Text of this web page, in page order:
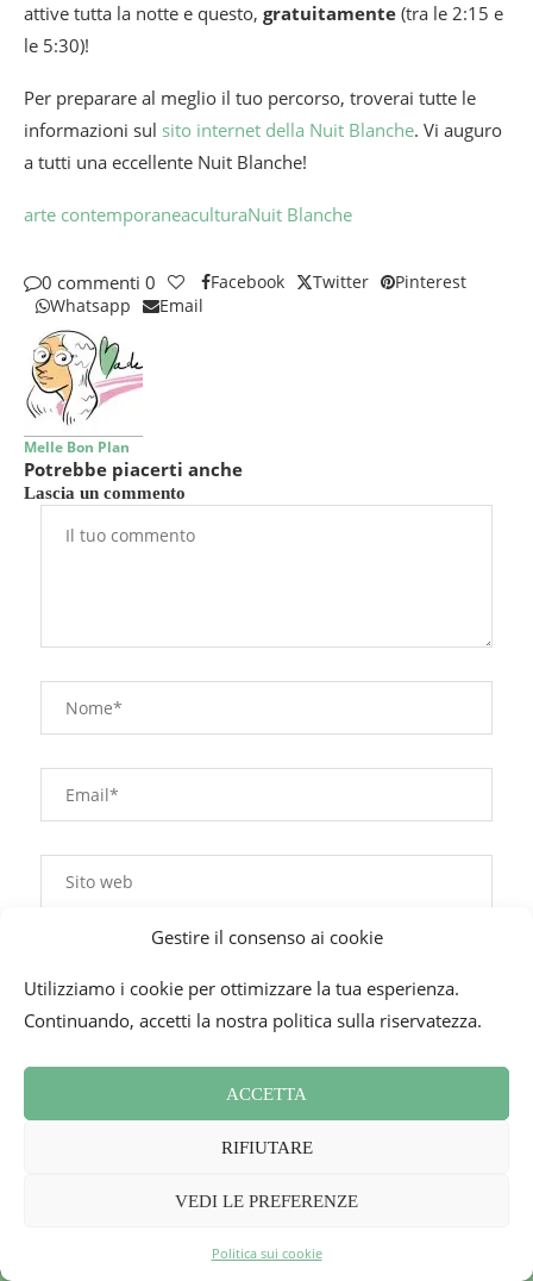
Gestire il consenso ai cookie
Utilizziamo i cookie per ottimizzare la tua esperienza.
Continuando, accetti la nostra politica sulla riservatezza.
ACCETTA
RIFIUTARE
VEDI LE PREFERENZE
Politica sui cookie
attive tutta la notte e questo, gratuitamente (tra le 2:15 e
le 5:30)!
Per preparare al meglio il tuo percorso, troverai tutte le
informazioni sul sito internet della Nuit Blanche. Vi auguro
a tutti una eccellente Nuit Blanche!
arte contemporaneaculturaNuit Blanche
0 commenti 0 Facebook Twitter
Pinterest
Whatsapp
Email
Melle Bon Plan
Potrebbe piacerti anche
Lascia un commento
come vengono elaborati i dati derivati dai commenti.